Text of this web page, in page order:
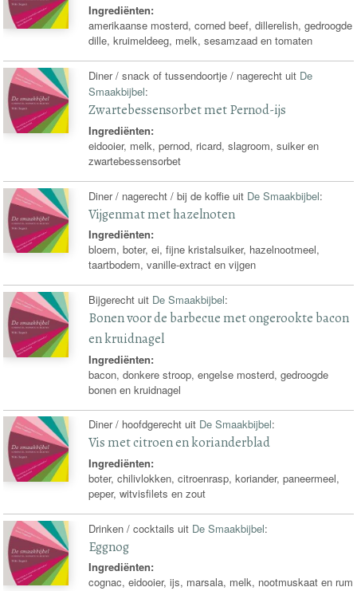
Ingrediënten:
amerikaanse mosterd, corned beef, dillerelish, gedroogde
dille, kruimeldeeg, melk, sesamzaad en tomaten
Diner / snack of tussendoortje / nagerecht uit De
Smaakbijbel:
Zwartebessensorbet met Pernod-ijs
Ingrediënten:
eidooier, melk, pernod, ricard, slagroom, suiker en
zwartebessensorbet
Diner / nagerecht / bij de koffie uit De Smaakbijbel:
Vijgenmat met hazelnoten
Ingrediënten:
bloem, boter, ei, fijne kristalsuiker, hazelnootmeel,
taartbodem, vanille-extract en vijgen
Bijgerecht uit De Smaakbijbel:
Bonen voor de barbecue met ongerookte bacon
en kruidnagel
Ingrediënten:
bacon, donkere stroop, engelse mosterd, gedroogde
bonen en kruidnagel
Diner / hoofdgerecht uit De Smaakbijbel:
Vis met citroen en korianderblad
Ingrediënten:
boter, chilivlokken, citroenrasp, koriander, paneermeel,
peper, witvisfilets en zout
Drinken / cocktails uit De Smaakbijbel:
Eggnog
Ingrediënten:
cognac, eidooier, ijs, marsala, melk, nootmuskaat en rum